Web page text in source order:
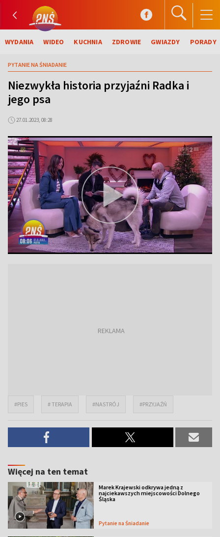
WYDANIA WIDEO KUCHNIA ZDROWIE GWIAZDY PORADY
PYTANIE NA ŚNIADANIE
Niezwykła historia przyjaźni Radka i
jego psa
27.01.2023, 08:28
#PIES # TERAPIA #NASTRÓJ #PRZYJAŹŃ
Więcej na ten temat
Marek Krajewski odkrywa jedną z
najciekawszych miejscowości Dolnego
Śląska
Pytanie na Śniadanie